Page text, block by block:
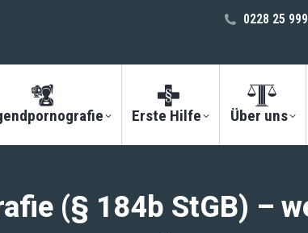
0228 25
Erste Hilfe Über uns
(§ 184b StGB) –